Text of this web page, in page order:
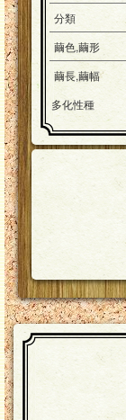
分類
繭色,繭形
繭長,繭幅
多化性種